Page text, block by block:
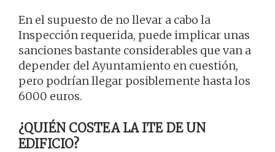
En el supuesto de no llevar a cabo la
Inspección requerida, puede implicar unas
sanciones bastante considerables que van a
depender del Ayuntamiento en cuestión,
pero podrían llegar posiblemente hasta los
6000 euros.
¿QUIÉN COSTEA LA ITE DE UN
EDIFICIO?